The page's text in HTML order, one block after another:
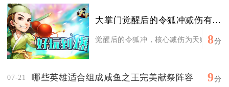
大掌门觉醒后的令狐冲减伤有多少
觉醒后的令狐冲，核心减伤为天赋“独孤
8分
07-21 哪些英雄适合组成咸鱼之王完美献祭阵容 9分